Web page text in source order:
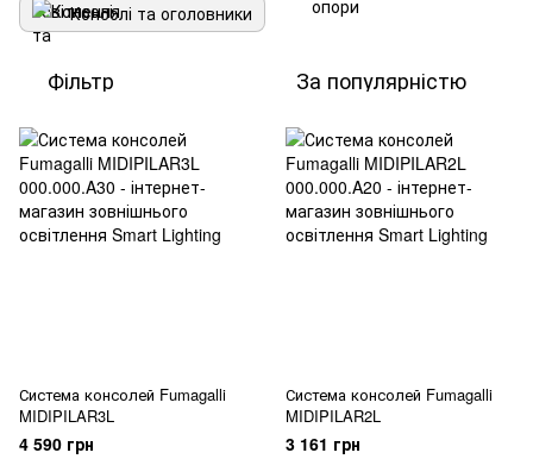
Консолі та оголовники
Фільтр За популярністю
Система консолей Fumagalli
MIDIPILAR3L
4 590 грн
Система консолей Fumagalli
MIDIPILAR2L
3 161 грн